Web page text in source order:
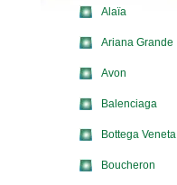
Alaïa
Ariana Grande
Avon
Balenciaga
Bottega Veneta
Boucheron